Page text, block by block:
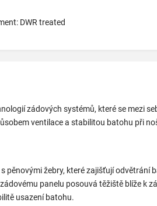
DWR treated
zádových systémů, které se mezi
ventilace a stabilitou batohu při
pěnovými žebry, které zajišťují odvětrání
panelu posouvá těžiště blíže k
usazení batohu.